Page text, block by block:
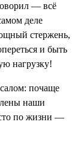
— всё
деле
стержень,
и быть
нагрузку!
почаще
наши
по жизни —